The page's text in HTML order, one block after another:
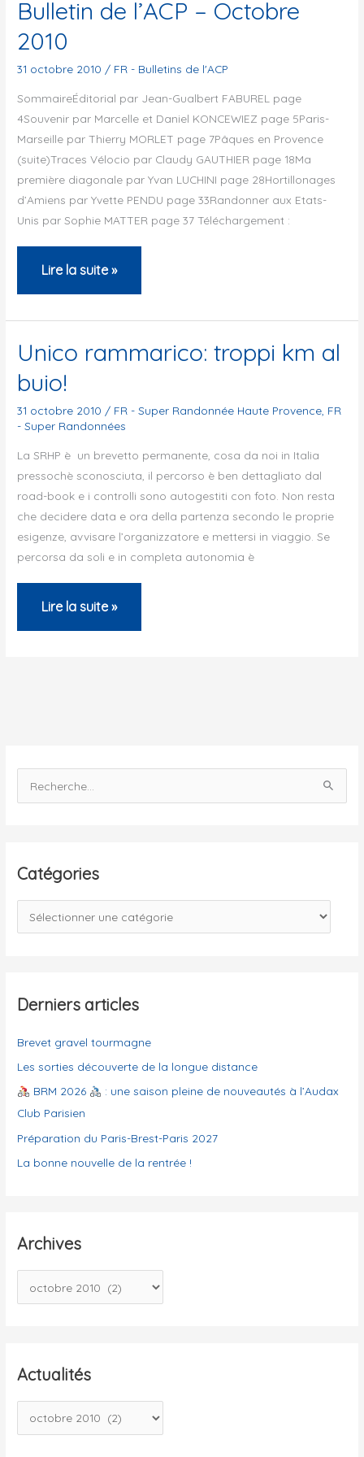
Bulletin de l’ACP – Octobre
2010
31 octobre 2010 / FR - Bulletins de l'ACP
SommaireÉditorial par Jean-Gualbert FABUREL page
4Souvenir par Marcelle et Daniel KONCEWIEZ page 5Paris-
Marseille par Thierry MORLET page 7Pâques en Provence
(suite)Traces Vélocio par Claudy GAUTHIER page 18Ma
première diagonale par Yvan LUCHINI page 28Hortillonages
d’Amiens par Yvette PENDU page 33Randonner aux Etats-
Unis par Sophie MATTER page 37 Téléchargement :
Bulletin
de
l’ACP
Octobre
2010
Lire la suite »
Unico rammarico: troppi km al
buio!
31 octobre 2010 / FR - Super Randonnée Haute Provence FR
- Super Randonnées
La SRHP è un brevetto permanente, cosa da noi in Italia
pressochè sconosciuta, il percorso è ben dettagliato dal
road-book e i controlli sono autogestiti con foto. Non resta
che decidere data e ora della partenza secondo le proprie
esigenze, avvisare l’organizzatore e mettersi in viaggio. Se
percorsa da soli e in completa autonomia è
Unico
rammarico:
Lire la suite »
e
e
h
Catégories
a
g
r
i
e
s
Derniers articles
Brevet gravel tourmagne
Les sorties découverte de la longue distance
BRM 2026
: une saison pleine de nouveautés à l’Audax
Club Parisien
Préparation du Paris-Brest-Paris 2027
La bonne nouvelle de la rentrée !
Archives
r
s
Actualités
c